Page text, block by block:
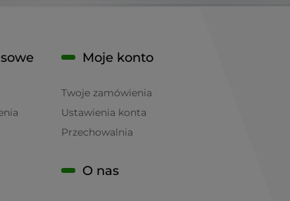
Moje konto
Twoje zamówienia
Ustawienia konta
Przechowalnia
O nas